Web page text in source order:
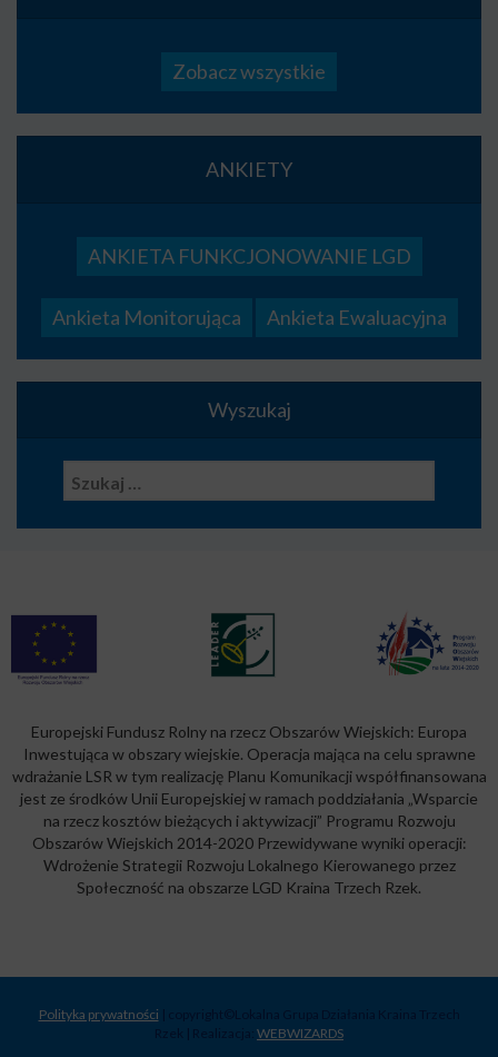
Zobacz wszystkie
ANKIETY
ANKIETA FUNKCJONOWANIE LGD
Ankieta Monitorująca Ankieta Ewaluacyjna
Wyszukaj
Europejski Fundusz Rolny na rzecz Obszarów Wiejskich: Europa
Inwestująca w obszary wiejskie. Operacja mająca na celu sprawne
wdrażanie LSR w tym realizację Planu Komunikacji współfinansowana
jest ze środków Unii Europejskiej w ramach poddziałania „Wsparcie
na rzecz kosztów bieżących i aktywizacji” Programu Rozwoju
Obszarów Wiejskich 2014-2020 Przewidywane wyniki operacji:
Wdrożenie Strategii Rozwoju Lokalnego Kierowanego przez
Społeczność na obszarze LGD Kraina Trzech Rzek.
Polityka prywatności
WEBWIZARDS